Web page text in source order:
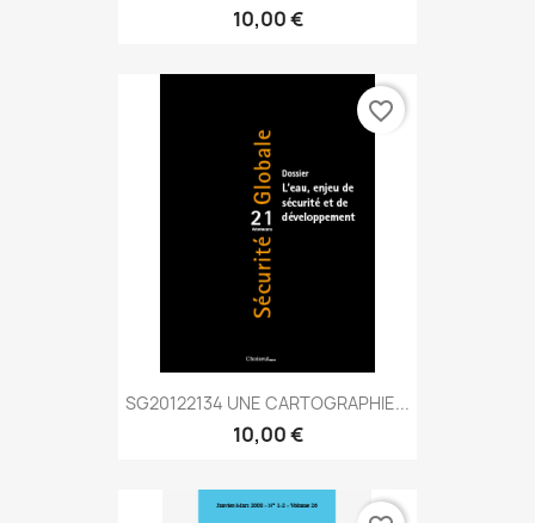
10,00 €
SG20122134 UNE CARTOGRAPHIE...
10,00 €
favorite_border